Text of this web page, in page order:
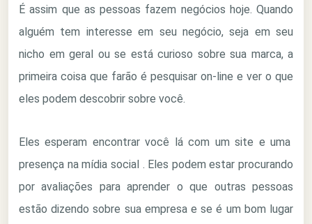
É assim que as pessoas fazem negócios hoje. Quando
alguém tem interesse em seu negócio, seja em seu
nicho em geral ou se está curioso sobre sua marca, a
primeira coisa que farão é pesquisar on-line e ver o que
eles podem descobrir sobre você.
Eles esperam encontrar você lá com um site e uma
presença na mídia social . Eles podem estar procurando
por avaliações para aprender o que outras pessoas
estão dizendo sobre sua empresa e se é um bom lugar